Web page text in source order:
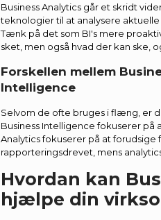
Business Analytics går et skridt
teknologier til at analysere
Tænk på det som BI's mere
sket, men også hvad der kan ske,
Forskellen mellem
Intelligence
Selvom de ofte bruges i flæng, er
Business Intelligence fokuserer på
Analytics fokuserer på at
rapporteringsdrevet, mens
Hvordan kan
hjælpe din